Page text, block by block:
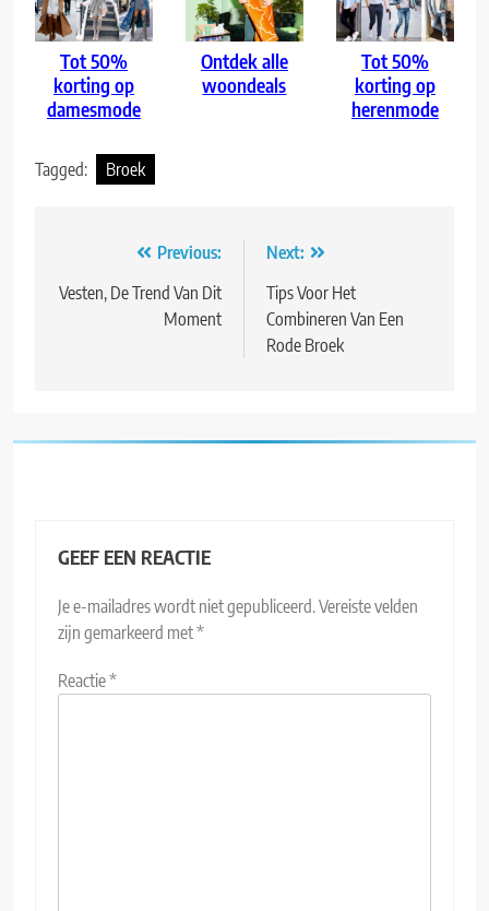
Tot 50%
korting op
damesmode
Ontdek alle
woondeals
Tot 50%
korting op
herenmode
Tagged: Broek
navigatie
Previous:
Vesten, De Trend Van Dit
Moment
Next:
Tips Voor Het
Combineren Van Een
Rode Broek
GEEF EEN REACTIE
Je e-mailadres wordt niet gepubliceerd.Vereiste velden
zijn gemarkeerd met*
Reactie*